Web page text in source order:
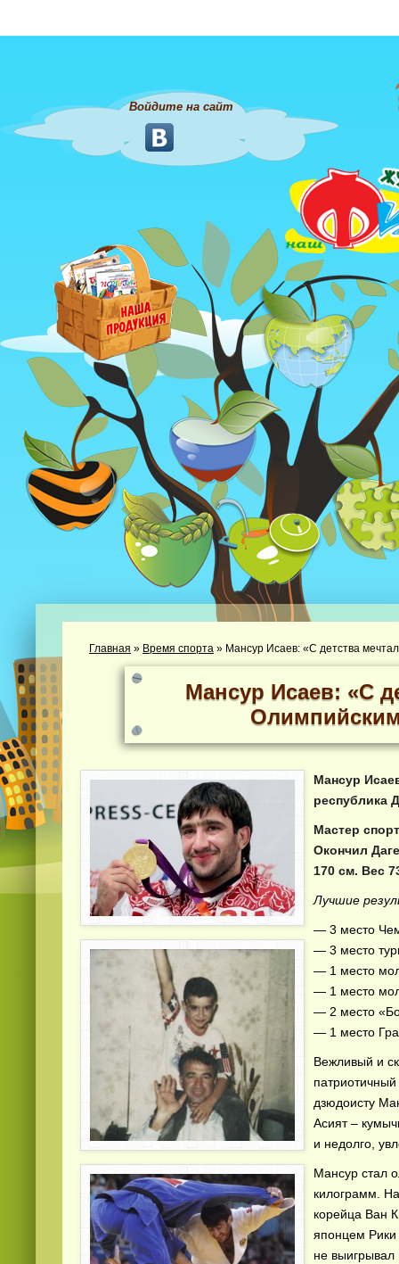
Войдите на сайт
Главная » Время спорта » Мансур Исаев: «С детства
Мансур Исаев: «С
Мансур
республика
Мастер
Окончил
170 см. Вес
Лучшие
— 3 место
— 3 место
— 1 место
— 1 место
— 2 место
— 1 место
Вежливый и
дзюдоисту
Асият –
и недолго,
Мансур стал
килограмм.
корейца Ван
японцем Рики
не выигрывал